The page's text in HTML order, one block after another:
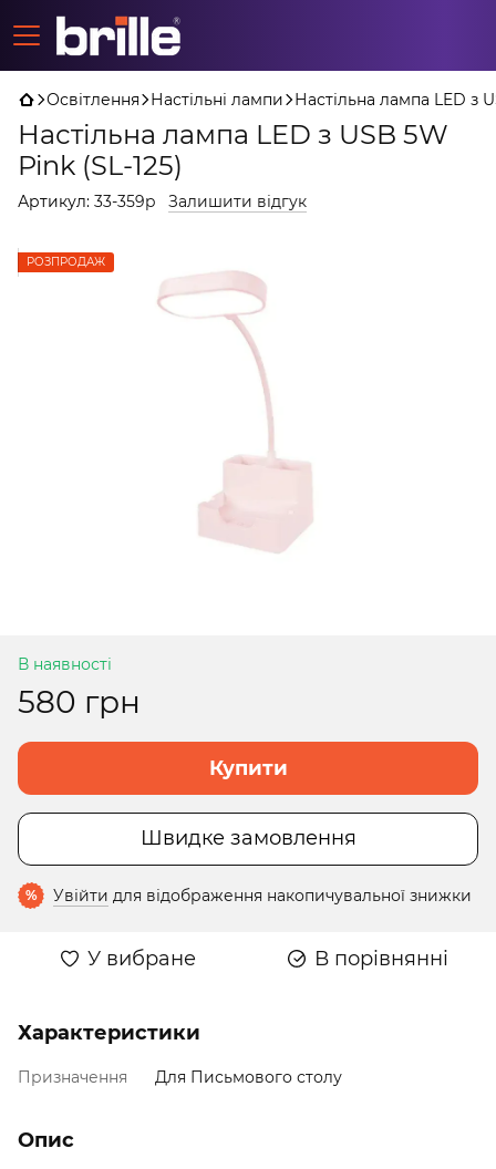
Освітлення Настільні лампи Настільна лампа LED з
Настільна лампа LED з USB 5W
Pink (SL-125)
Артикул: 33-359p Залишити відгук
РОЗПРОДАЖ
В наявності
580 грн
Купити
Швидке замовлення
% Увійти для відображення накопичувальної знижки
У вибране В порівнянні
Характеристики
Призначення Для Письмового столу
Опис